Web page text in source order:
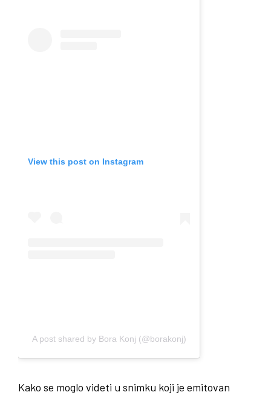
View this post on Instagram
A post shared by Bora Konj (@borakonj)
Kako se moglo videti u snimku koji je emitovan